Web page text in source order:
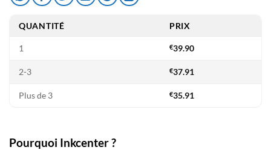
QUANTITÉ PRIX
1 €39.90
2-3 €37.91
Plus de 3 €35.91
Pourquoi Inkcenter ?